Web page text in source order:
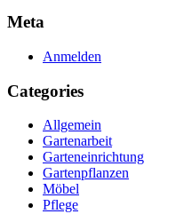
Meta
Anmelden
Categories
Allgemein
Gartenarbeit
Garteneinrichtung
Gartenpflanzen
Möbel
Pflege